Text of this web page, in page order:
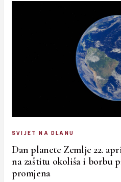
SVIJET NA DLANU
Dan planete Zemlje 22.
na zaštitu okoliša i borbu
promjena